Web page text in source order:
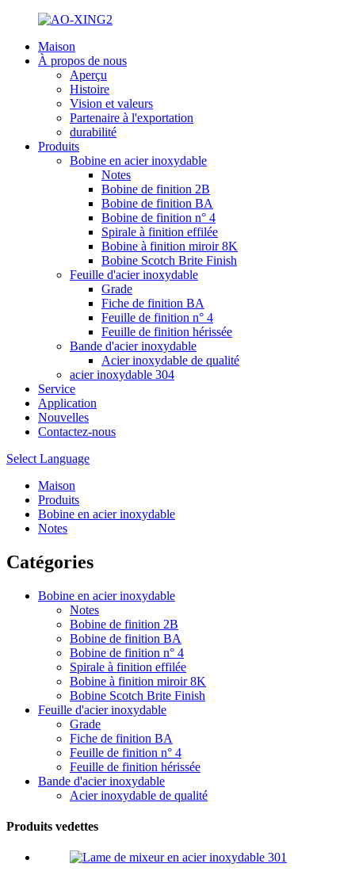
Maison
À propos de nous
Aperçu
Histoire
Vision et valeurs
Partenaire à l'exportation
durabilité
Produits
Bobine en acier inoxydable
Notes
Bobine de finition 2B
Bobine de finition BA
Bobine de finition n° 4
Spirale à finition effilée
Bobine à finition miroir 8K
Bobine Scotch Brite Finish
Feuille d'acier inoxydable
Grade
Fiche de finition BA
Feuille de finition n° 4
Feuille de finition hérissée
Bande d'acier inoxydable
Acier inoxydable de qualité
acier inoxydable 304
Service
Application
Nouvelles
Contactez-nous
Select Language
Maison
Produits
Bobine en acier inoxydable
Notes
Catégories
Bobine en acier inoxydable
Notes
Bobine de finition 2B
Bobine de finition BA
Bobine de finition n° 4
Spirale à finition effilée
Bobine à finition miroir 8K
Bobine Scotch Brite Finish
Feuille d'acier inoxydable
Grade
Fiche de finition BA
Feuille de finition n° 4
Feuille de finition hérissée
Bande d'acier inoxydable
Acier inoxydable de qualité
Produits vedettes